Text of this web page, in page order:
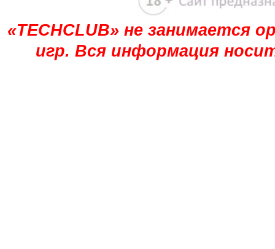
«TECHCLUB» не занимается
игр. Вся информация